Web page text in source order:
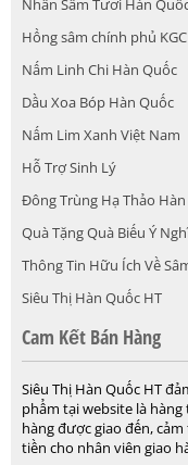
Nhân Sâm Tươi Hàn
Hồng sâm chính phủ
Nấm Linh Chi Hàn Quốc
Dầu Xoa Bóp Hàn Quốc
Nấm Lim Xanh Việt Nam
Hỗ Trợ Sinh Lý
Đông Trùng Hạ Thảo
Quà Tặng Quà Biếu Ý
Thông Tin Hữu Ích Về
Siêu Thị Hàn Quốc HT
Cam Kết Bán Hàng
Siêu Thị Hàn Quốc HT
phẩm tại website là
hàng được giao đến,
tiền cho nhân viên giao